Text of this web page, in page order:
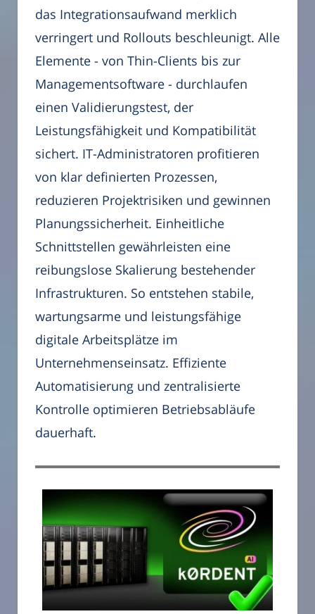
das Integrationsaufwand merklich
verringert und Rollouts beschleunigt. Alle
Elemente - von Thin-Clients bis zur
Managementsoftware - durchlaufen
einen Validierungstest, der
Leistungsfähigkeit und Kompatibilität
sichert. IT-Administratoren profitieren
von klar definierten Prozessen,
reduzieren Projektrisiken und gewinnen
Planungssicherheit. Einheitliche
Schnittstellen gewährleisten eine
reibungslose Skalierung bestehender
Infrastrukturen. So entstehen stabile,
wartungsarme und leistungsfähige
digitale Arbeitsplätze im
Unternehmenseinsatz. Effiziente
Automatisierung und zentralisierte
Kontrolle optimieren Betriebsabläufe
dauerhaft.